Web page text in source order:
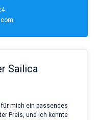
Sailica
mich ein passendes
Preis, und ich konnte